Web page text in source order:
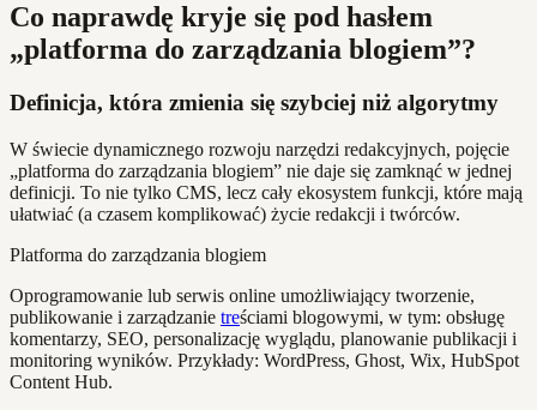
Co naprawdę kryje się pod hasłem
„platforma do zarządzania blogiem”?
Definicja, która zmienia się szybciej niż algorytmy
W świecie dynamicznego rozwoju narzędzi redakcyjnych, pojęcie
„platforma do zarządzania blogiem” nie daje się zamknąć w jednej
definicji. To nie tylko CMS, lecz cały ekosystem funkcji, które mają
ułatwiać (a czasem komplikować) życie redakcji i twórców.
Platforma do zarządzania blogiem
Oprogramowanie lub serwis online umożliwiający tworzenie,
publikowanie i zarządzanie treściami blogowymi, w tym: obsługę
komentarzy, SEO, personalizację wyglądu, planowanie publikacji i
monitoring wyników. Przykłady: WordPress, Ghost, Wix, HubSpot
Content Hub.